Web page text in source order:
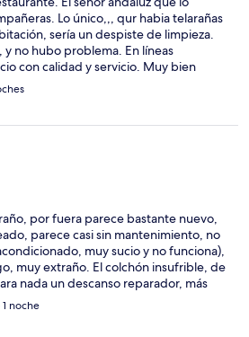
Lo único,,, qur habia telarañas
sería un despiste de limpieza.
y no hubo problema. En líneas
con calidad y servicio. Muy bien
Volveré, y mi
por fuera parece bastante nuevo,
parece casi sin mantenimiento, no
muy sucio y no funciona),
muy extraño. El colchón insufrible, de
nada un descanso reparador, más
para gustos, para mí
es muy personal. Desayuno buffet
noche